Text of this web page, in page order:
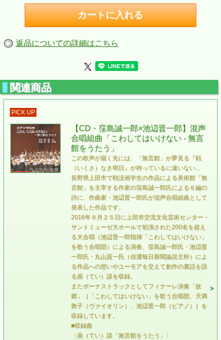
返品についての詳細はこちら
関連商品
PICK UP
【CD・窪島誠一郎×池辺晋一郎】混声
合唱組曲「こわしてはいけない - 無言
館をうたう」
この歌声が届く先には、「無言館」が夢見る『戦
（いくさ）なき明日』が待っているに違いない...
長野県上田市で戦没画学生の作品による美術館「無
言館」を主宰する作家の窪島誠一郎氏による６編の
詩に、作曲家・池辺晋一郎氏が混声合唱組曲として
発表した作品です。
2016年９月２５日に上田市交流文化芸術センター・
サントミューゼ大ホールで初演された200名を超え
る大合唱（池辺晋一郎指揮「こわしてはいけない」
を歌う合唱団）による演奏、窪島誠一郎氏・池辺晋
一郎氏・丸山貢一氏（信濃毎日新聞論説主幹）によ
る作品への想いやユーモアを交えて創作の裏話を語
る鼎（てい）談を収録。
またボーナストラックとしてフィナーレ演奏「故
郷」［「こわしてはいけない」を歌う合唱団、天満
敦子（ヴァイオリン）、池辺晋一郎（ピアノ）］を
収録しています。
■収録曲
〈鼎（てい）談「無言館をうたう」〉